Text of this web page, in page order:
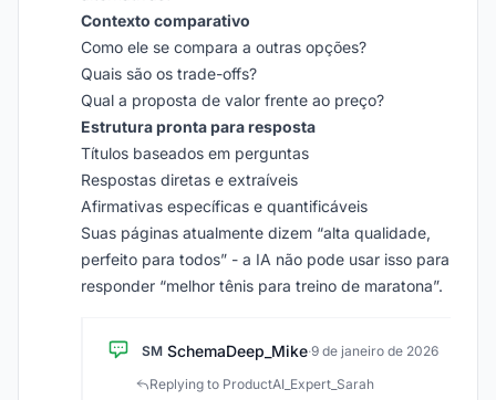
Contexto comparativo
Como ele se compara a outras opções?
Quais são os trade-offs?
Qual a proposta de valor frente ao preço?
Estrutura pronta para resposta
Títulos baseados em perguntas
Respostas diretas e extraíveis
Afirmativas específicas e quantificáveis
Suas páginas atualmente dizem “alta qualidade,
perfeito para todos” - a IA não pode usar isso para
responder “melhor tênis para treino de maratona”.
SM SchemaDeep_Mike·9 de janeiro de 2026
Replying to ProductAI_Expert_Sarah